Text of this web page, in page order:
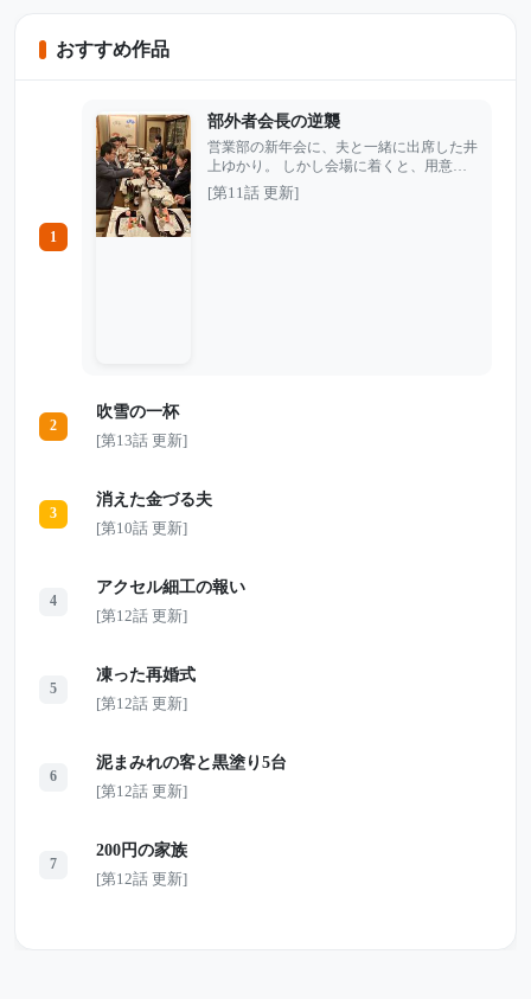
おすすめ作品
1
部外者会長の逆襲
営業部の新年会に、夫と一緒に出席した井
上ゆかり。 しかし会場に着くと、用意さ
れているはずの席はなく、課長の獅倉から
は笑いながらこう言われた。 「今日は関
[第11話 更新]
2
吹雪の一杯
[第13話 更新]
3
消えた金づる夫
[第10話 更新]
4
アクセル細工の報い
[第12話 更新]
5
凍った再婚式
[第12話 更新]
6
泥まみれの客と黒塗り5台
[第12話 更新]
7
200円の家族
[第12話 更新]